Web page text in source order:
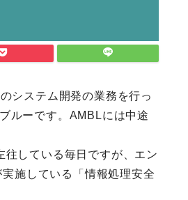
システム開発の業務を行っ
ルーです。AMBLには中途
している毎日ですが、エン
施している「情報処理安全